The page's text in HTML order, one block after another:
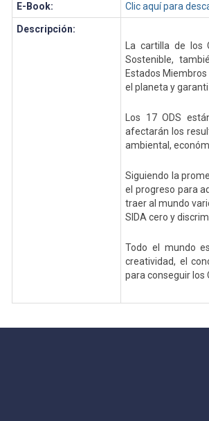
E-Book: Clic aquí para
Descripción:
La cartilla de los
Sostenible,
Estados
el planeta y
Los 17 ODS
afectarán los
ambiental,
Siguiendo la
el progreso para
traer al mundo
SIDA cero y
Todo el mundo
creatividad, el
para conseguir los